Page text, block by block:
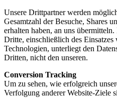
Unsere Drittpartner werden
Gesamtzahl der Besuche, Shares
erhalten haben, an uns
Dritte, einschließlich des
Technologien, unterliegt den
Dritten, nicht den unseren.
Conversion Tracking
Um zu sehen, wie erfolgreich
Verfolgung anderer Website-Ziele